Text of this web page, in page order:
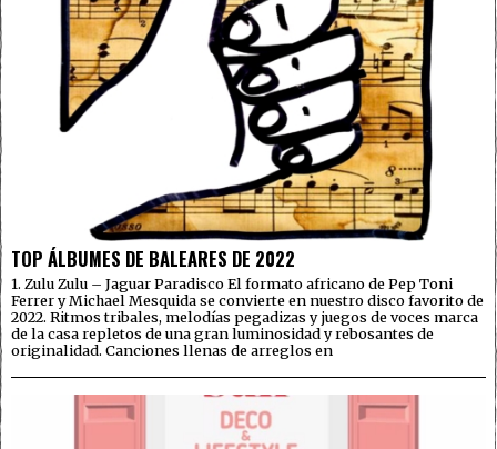
TOP ÁLBUMES DE BALEARES DE 2022
1. Zulu Zulu – Jaguar Paradisco El formato africano de Pep Toni
Ferrer y Michael Mesquida se convierte en nuestro disco favorito de
2022. Ritmos tribales, melodías pegadizas y juegos de voces marca
de la casa repletos de una gran luminosidad y rebosantes de
originalidad. Canciones llenas de arreglos en